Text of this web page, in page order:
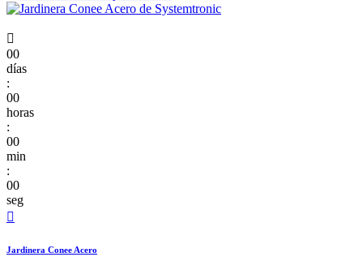

00
días
:
00
horas
:
00
min
:
00
seg

Jardinera Conee Acero